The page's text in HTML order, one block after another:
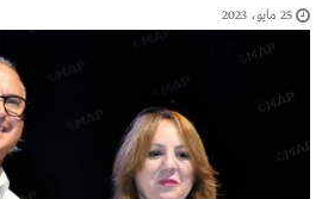
25 مايو، 2023